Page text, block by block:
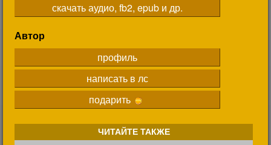
скачать аудио, fb2, epub и др.
Автор
профиль
написать в лс
подарить
ЧИТАЙТЕ ТАКЖЕ